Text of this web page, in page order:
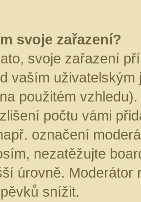
svoje zařazení?
svoje zařazení
vaším
použitém
počtu vámi
označení
nezatěžujte
úrovně. Moderátor
snížit.